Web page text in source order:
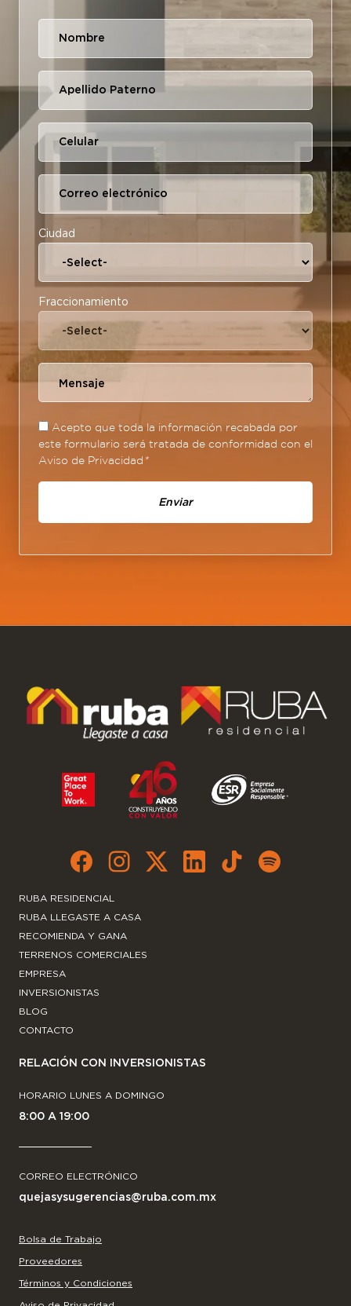
Ciudad
Fraccionamiento
Acepto que toda la información recabada por
este formulario será tratada de conformidad con el
Aviso de Privacidad *
Enviar
RUBA RESIDENCIAL
RUBA LLEGASTE A CASA
RECOMIENDA Y GANA
TERRENOS COMERCIALES
EMPRESA
INVERSIONISTAS
BLOG
CONTACTO
RELACIÓN CON INVERSIONISTAS
HORARIO LUNES A DOMINGO
8:00 A 19:00
CORREO ELECTRÓNICO
quejasysugerencias@ruba.com.mx
Bolsa de Trabajo
Proveedores
Términos y Condiciones